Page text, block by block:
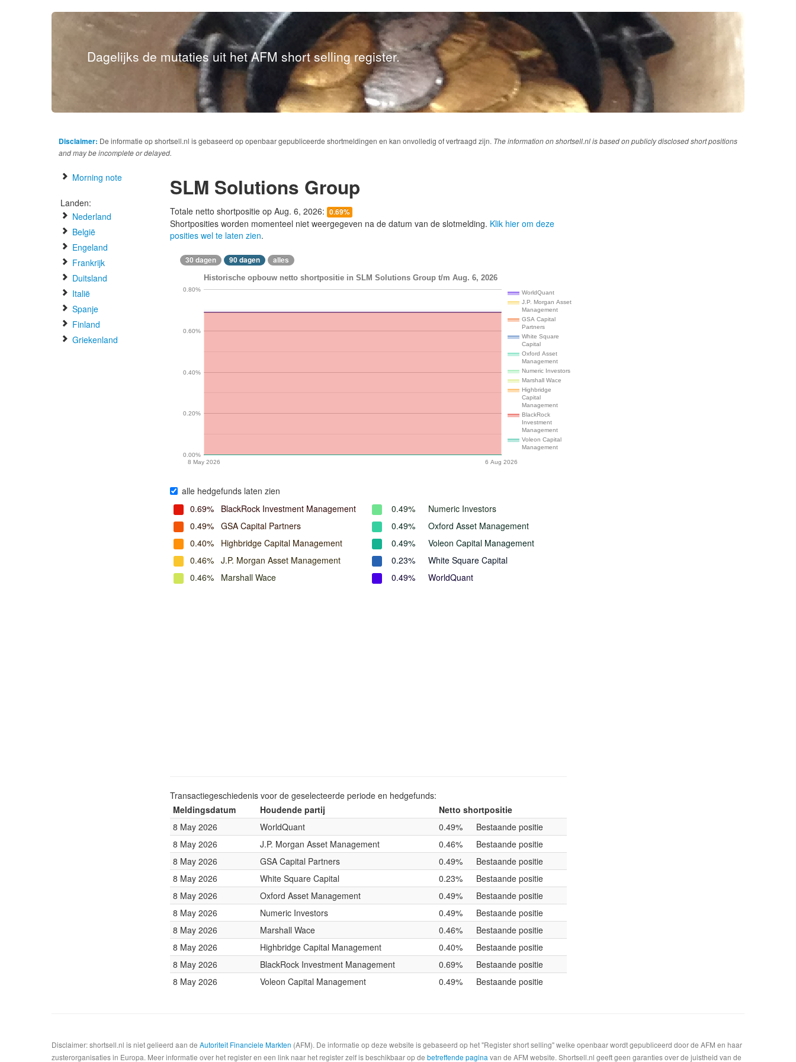
Dagelijks de mutaties uit het AFM short selling register.
Disclaimer: De informatie op shortsell.nl is gebaseerd op openbaar gepubliceerde shortmeldingen en kan onvolledig of vertraagd zijn. The information on shortsell.nl is based on publicly disclosed short positions
and may be incomplete or delayed.
Morning note
Landen:
Nederland
België
Engeland
Frankrijk
Duitsland
Italië
Spanje
Finland
Griekenland
SLM Solutions Group
Totale netto shortpositie op Aug. 6, 2026: 0.69%
Shortposities worden momenteel niet weergegeven na de datum van de slotmelding. Klik hier om deze
posities wel te laten zien.
30 dagen 90 dagen alles
Historische opbouw netto shortpositie in SLM Solutions Group t/m Aug. 6, 2026
WorldQuant
J.P. Morgan Asset
Management
GSA Capital
Partners
White Square
Capital
Oxford Asset
Management
Numeric Investors
Marshall Wace
Highbridge
Capital
Management
BlackRock
Investment
Management
Voleon Capital
Management
8 May 2026 6 Aug 2026
0.00%
0.20%
0.40%
0.60%
0.80%
alle hedgefunds laten zien
0.69%
BlackRock Investment Management
0.49% GSA Capital Partners
0.40%
Highbridge Capital Management
0.46% J.P. Morgan Asset Management
0.46%
Marshall Wace
0.49%
Numeric Investors
0.49%
Oxford Asset Management
0.49%
Voleon Capital Management
0.23%
White Square Capital
0.49%
WorldQuant
Transactiegeschiedenis voor de geselecteerde periode en hedgefunds:
Meldingsdatum
Houdende partij
Netto shortpositie
8 May 2026
WorldQuant 0.49%
Bestaande positie
8 May 2026
J.P. Morgan Asset Management 0.46%
Bestaande positie
8 May 2026
GSA Capital Partners 0.49%
Bestaande positie
8 May 2026
White Square Capital 0.23%
Bestaande positie
8 May 2026
Oxford Asset Management 0.49%
Bestaande positie
8 May 2026
Numeric Investors 0.49%
Bestaande positie
8 May 2026
Marshall Wace 0.46%
Bestaande positie
8 May 2026
Highbridge Capital Management 0.40%
Bestaande positie
8 May 2026
BlackRock Investment Management 0.69%
Bestaande positie
8 May 2026
Voleon Capital Management 0.49% Bestaande positie
Disclaimer: shortsell.nl is niet gelieerd aan de Autoriteit Financiele Markten (AFM). De informatie op deze website is gebaseerd op het "Register short selling" welke openbaar wordt gepubliceerd door de AFM en haar
zusterorganisaties in Europa. Meer informatie over het register en een link naar het register zelf is beschikbaar op de betreffende pagina van de AFM website. Shortsell.nl geeft geen garanties over de juistheid van de